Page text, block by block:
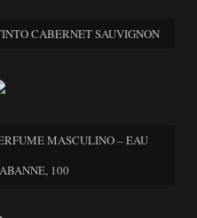
CABERNET SAUVIGNON
MASCULINO – EAU
100